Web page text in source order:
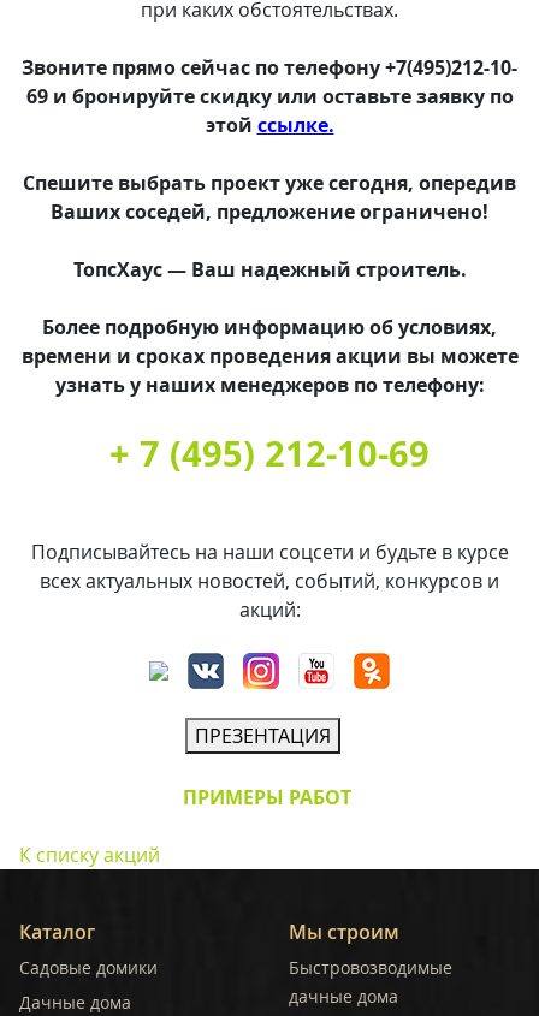
при каких обстоятельствах.
Звоните прямо сейчас по телефону +7(495)212-10-
69 и бронируйте скидку или оставьте заявку по
этой ссылке.
Спешите выбрать проект уже сегодня, опередив
Ваших соседей, предложение ограничено!
ТопсХаус— Ваш надежный строитель.
Более подробную информацию об условиях,
времени и сроках проведения акции вы можете
узнать у наших менеджеров по телефону:
+ 7 (495) 212-10-69
Подписывайтесь на наши соцсети и будьте в курсе
всех актуальных новостей, событий, конкурсов и
акций:
ПРЕЗЕНТАЦИЯ
ПРИМЕРЫ РАБОТ
К списку акций
Каталог
Садовые домики
Дачные дома
Мы строим
Быстровозводимые
дачные дома